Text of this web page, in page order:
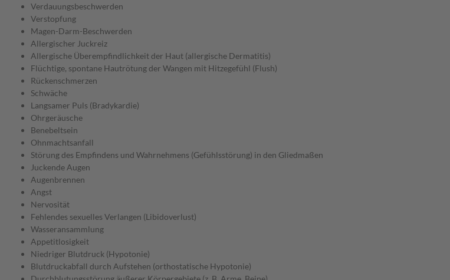
Verdauungsbeschwerden
Verstopfung
Magen-Darm-Beschwerden
Allergischer Juckreiz
Allergische Überempfindlichkeit der Haut (allergische Dermatitis)
Flüchtige, spontane Hautrötung der Wangen mit Hitzegefühl (Flush)
Rückenschmerzen
Schwäche
Langsamer Puls (Bradykardie)
Ohrgeräusche
Benebeltsein
Ohnmachtsanfall
Störung des Empfindens und Wahrnehmens (Gefühlsstörung) in den Gliedmaßen
Juckende Augen
Augenbrennen
Angst
Nervosität
Fehlendes sexuelles Verlangen (Libidoverlust)
Wasseransammlung
Appetitlosigkeit
Niedriger Blutdruck (Hypotonie)
Blutdruckabfall durch Aufstehen (orthostatische Hypotonie)